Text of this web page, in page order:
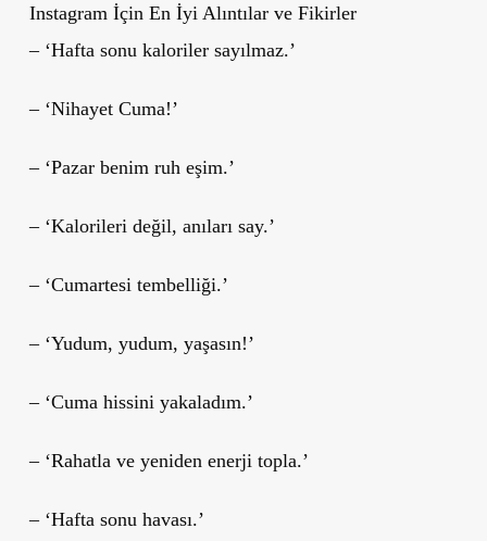
Instagram İçin En İyi Alıntılar ve Fikirler
– ‘Hafta sonu kaloriler sayılmaz.’
– ‘Nihayet Cuma!’
– ‘Pazar benim ruh eşim.’
– ‘Kalorileri değil, anıları say.’
– ‘Cumartesi tembelliği.’
– ‘Yudum, yudum, yaşasın!’
– ‘Cuma hissini yakaladım.’
– ‘Rahatla ve yeniden enerji topla.’
– ‘Hafta sonu havası.’